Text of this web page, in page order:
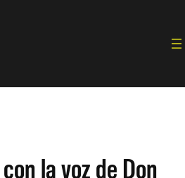
la voz de Don